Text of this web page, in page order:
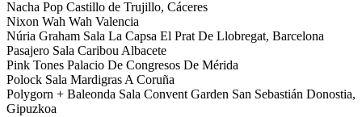
Nacha Pop Castillo de Trujillo, Cáceres
Nixon Wah Wah Valencia
Núria Graham Sala La Capsa El Prat De Llobregat, Barcelona
Pasajero Sala Caribou Albacete
Pink Tones Palacio De Congresos De Mérida
Polock Sala Mardigras A Coruña
Polygorn + Baleonda Sala Convent Garden San Sebastián Donostia,
Gipuzkoa